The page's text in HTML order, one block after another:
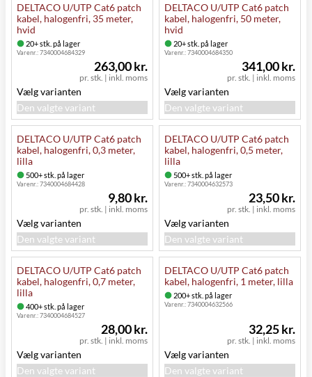
DELTACO U/UTP Cat6 patch
kabel, halogenfri, 35 meter,
hvid
20+ stk. på lager
Varenr.:7340004684329
pr. stk. | inkl. moms
263,00 kr.
Vælg varianten
Den valgte variant
DELTACO U/UTP Cat6 patch
kabel, halogenfri, 50 meter,
hvid
20+ stk. på lager
Varenr.:7340004684350
pr. stk. | inkl. moms
341,00 kr.
Vælg varianten
Den valgte variant
DELTACO U/UTP Cat6 patch
kabel, halogenfri, 0,3 meter,
lilla
500+ stk. på lager
Varenr.:7340004684428
pr. stk. | inkl. moms
9,80 kr.
Vælg varianten
Den valgte variant
DELTACO U/UTP Cat6 patch
kabel, halogenfri, 0,5 meter,
lilla
500+ stk. på lager
Varenr.:7340004632573
pr. stk. | inkl. moms
23,50 kr.
Vælg varianten
Den valgte variant
DELTACO U/UTP Cat6 patch
kabel, halogenfri, 0,7 meter,
lilla
400+ stk. på lager
Varenr.:7340004684527
pr. stk. | inkl. moms
28,00 kr.
Vælg varianten
Den valgte variant
DELTACO U/UTP Cat6 patch
kabel, halogenfri, 1 meter, lilla
200+ stk. på lager
Varenr.:7340004632566
pr. stk. | inkl. moms
32,25 kr.
Vælg varianten
Den valgte variant